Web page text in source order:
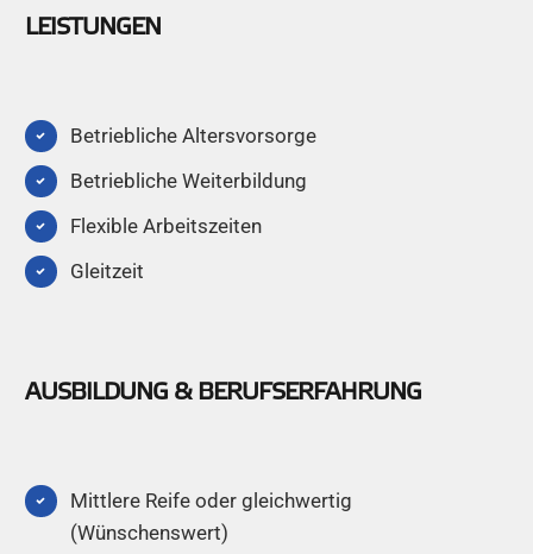
LEISTUNGEN
Betriebliche Altersvorsorge
Betriebliche Weiterbildung
Flexible Arbeitszeiten
Gleitzeit
AUSBILDUNG & BERUFSERFAHRUNG
Mittlere Reife oder gleichwertig
(Wünschenswert)